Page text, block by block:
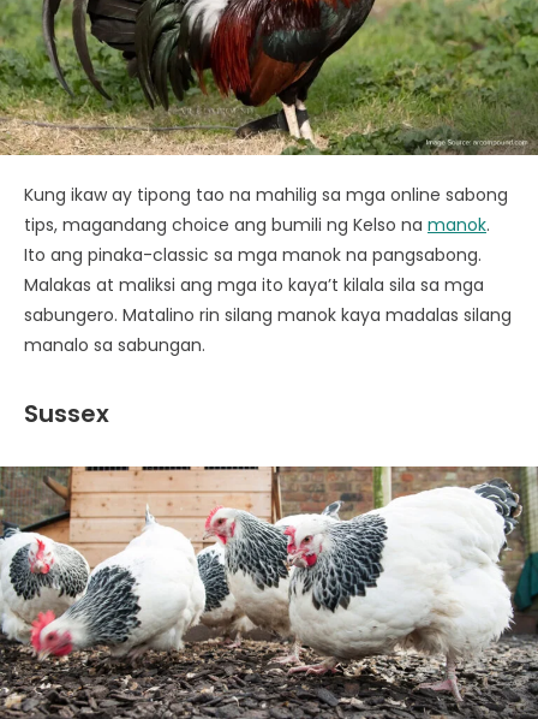
Kung ikaw ay tipong tao na mahilig sa mga online sabong
tips, magandang choice ang bumili ng Kelso na manok.
Ito ang pinaka-classic sa mga manok na pangsabong.
Malakas at maliksi ang mga ito kaya’t kilala sila sa mga
sabungero. Matalino rin silang manok kaya madalas silang
manalo sa sabungan.
Sussex